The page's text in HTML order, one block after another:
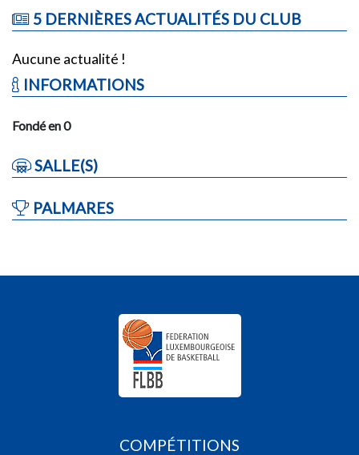
5 DERNIÈRES ACTUALITÉS DU CLUB
Aucune actualité !
INFORMATIONS
Fondé en 0
SALLE(S)
PALMARES
COMPÉTITIONS